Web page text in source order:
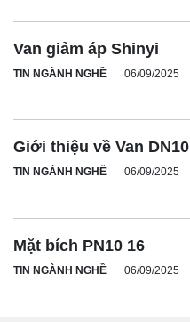
Van giảm áp Shinyi
TIN NGÀNH NGHỀ 06/09/2025
Giới thiệu về Van DN10
TIN NGÀNH NGHỀ 06/09/2025
Mặt bích PN10 16
TIN NGÀNH NGHỀ 06/09/2025